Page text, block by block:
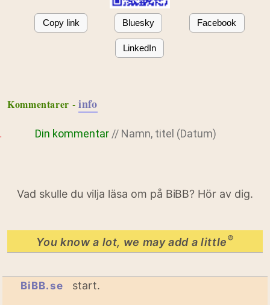
Copy link Bluesky Facebook
LinkedIn
Kommentarer - info
Din kommentar // Namn, titel (Datum)
Vad skulle du vilja läsa om på BiBB? Hör av dig.
You know a lot, we may add a little®
BiBB.se start.